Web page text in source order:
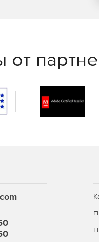
от